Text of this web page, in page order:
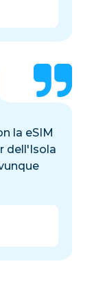
la eSIM
dell'Isola